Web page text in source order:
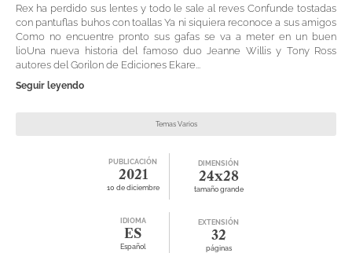
Rex ha perdido sus lentes y todo le sale al reves Confunde tostadas
con pantuflas buhos con toallas Ya ni siquiera reconoce a sus amigos
Como no encuentre pronto sus gafas se va a meter en un buen
lioUna nueva historia del famoso duo Jeanne Willis y Tony Ross
autores del Gorilon de Ediciones Ekare...
Seguir leyendo
Temas Varios
PUBLICACIÓN
2021
10 de diciembre
DIMENSIÓN
24x28
tamaño grande
IDIOMA
ES
Español
EXTENSIÓN
32
páginas